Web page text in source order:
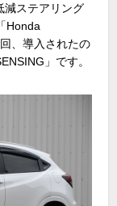
減ステアリング
Honda
、導入されたの
」です。